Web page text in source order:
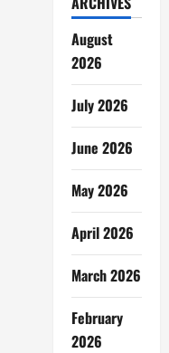
August
2026
July 2026
June 2026
May 2026
April 2026
March 2026
February
2026